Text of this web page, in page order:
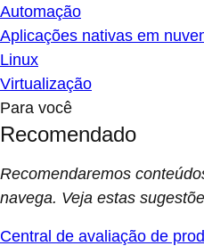
Automação
Aplicações nativas em
Linux
Virtualização
Para você
Recomendado
Recomendaremos
navega. Veja estas
Central de avaliação de